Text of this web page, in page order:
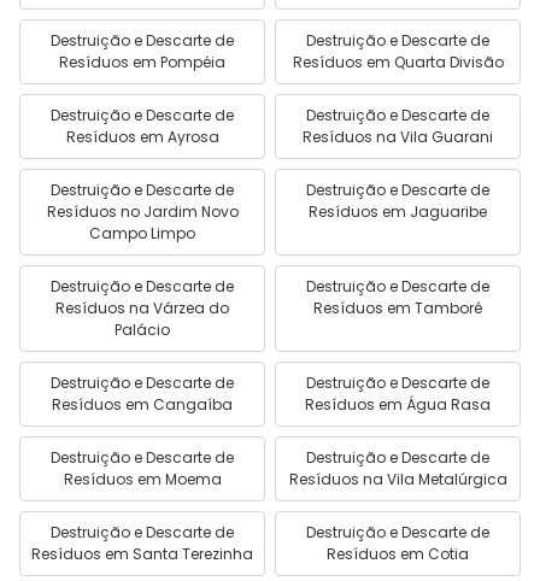
Destruição e Descarte de
Resíduos em Pompéia
Destruição e Descarte de
Resíduos em Quarta Divisão
Destruição e Descarte de
Resíduos em Ayrosa
Destruição e Descarte de
Resíduos na Vila Guarani
Destruição e Descarte de
Resíduos no Jardim Novo
Campo Limpo
Destruição e Descarte de
Resíduos em Jaguaribe
Destruição e Descarte de
Resíduos na Várzea do
Palácio
Destruição e Descarte de
Resíduos em Tamboré
Destruição e Descarte de
Resíduos em Cangaíba
Destruição e Descarte de
Resíduos em Água Rasa
Destruição e Descarte de
Resíduos em Moema
Destruição e Descarte de
Resíduos na Vila Metalúrgica
Destruição e Descarte de
Resíduos em Santa Terezinha
Destruição e Descarte de
Resíduos em Cotia